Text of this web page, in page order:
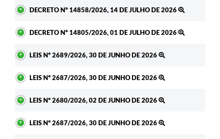
DECRETO Nº 14858/2026, 14 DE JULHO DE 2026
DECRETO Nº 14805/2026, 01 DE JULHO DE 2026
LEIS Nº 2689/2026, 30 DE JUNHO DE 2026
LEIS Nº 2687/2026, 30 DE JUNHO DE 2026
LEIS Nº 2680/2026, 02 DE JUNHO DE 2026
LEIS Nº 2687/2026, 30 DE JUNHO DE 2026